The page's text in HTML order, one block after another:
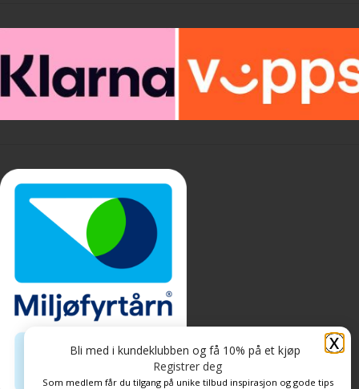
X
Bli med i kundeklubben og få 10% på et kjøp
Registrer deg
Som medlem får du tilgang på unike tilbud inspirasjon og gode tips